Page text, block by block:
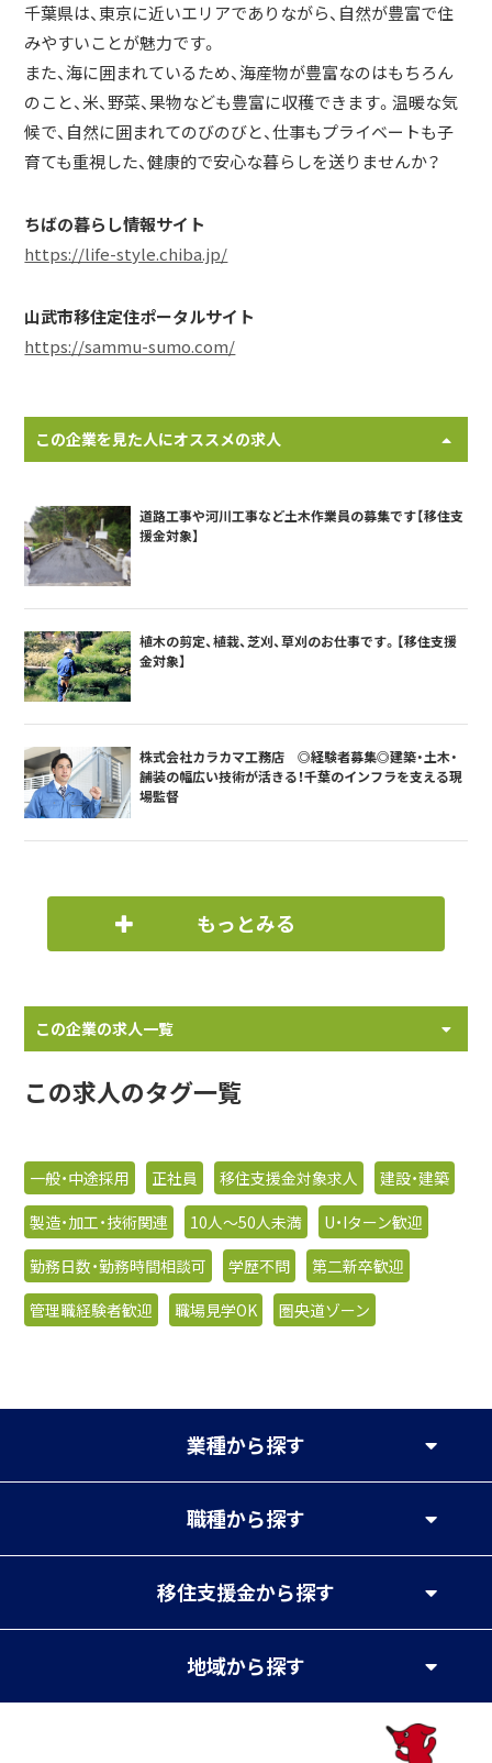
千葉県は、東京に近いエリアでありながら、自然が豊富で住
みやすいことが魅力です。
また、海に囲まれているため、海産物が豊富なのはもちろん
のこと、米、野菜、果物なども豊富に収穫できます。温暖な気
候で、自然に囲まれてのびのびと、仕事もプライベートも子
育ても重視した、健康的で安心な暮らしを送りませんか？
ちばの暮らし情報サイト
https://life-style.chiba.jp/
山武市移住定住ポータルサイト
https://sammu-sumo.com/
この企業を見た人にオススメの求人
道路工事や河川工事など土木作業員の募集です【移住支
援金対象】
植木の剪定、植栽、芝刈、草刈のお仕事です。【移住支援
金対象】
株式会社カラカマ工務店 ◎経験者募集◎建築・土木・
舗装の幅広い技術が活きる！千葉のインフラを支える現
場監督
もっとみる
この企業の求人一覧
この求人のタグ一覧
一般・中途採用 正社員 移住支援金対象求人
建設・建築
製造・加工・技術関連
10人〜50人未満
U・Iターン歓迎
勤務日数・勤務時間相談可
学歴不問
第二新卒歓迎
管理職経験者歓迎
職場見学OK 圏央道ゾーン
業種から探す
職種から探す
移住支援金から探す
地域から探す